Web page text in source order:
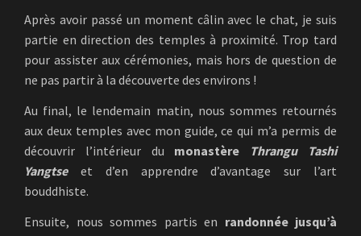
Après avoir passé un moment câlin avec le chat, je suis
partie en direction des temples à proximité. Trop tard
pour assister aux cérémonies, mais hors de question de
ne pas partir à la découverte des environs !
Au final, le lendemain matin, nous sommes retournés
aux deux temples avec mon guide, ce qui m’a permis de
découvrir l’intérieur du monastère Thrangu Tashi
Yangtseet d’en apprendre d’avantage sur l’art
bouddhiste.
Ensuite, nous sommes partis en randonnée jusqu’à